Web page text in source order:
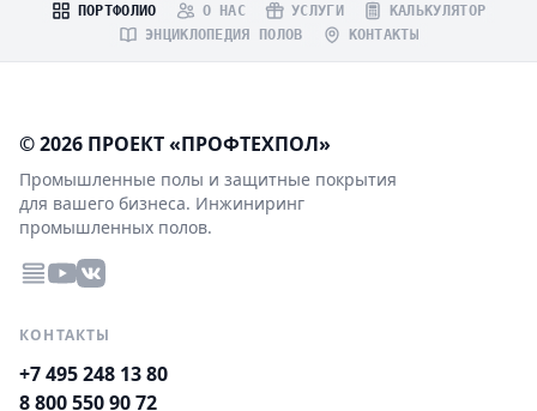
ПОРТФОЛИО О НАС УСЛУГИ
КАЛЬКУЛЯТОР
ЭНЦИКЛОПЕДИЯ ПОЛОВ
КОНТАКТЫ
© 2026 ПРОЕКТ «ПРОФТЕХПОЛ»
Промышленные полы и защитные покрытия
для вашего бизнеса. Инжиниринг
промышленных полов.
КОНТАКТЫ
+7 495 248 13 80
8 800 550 90 72